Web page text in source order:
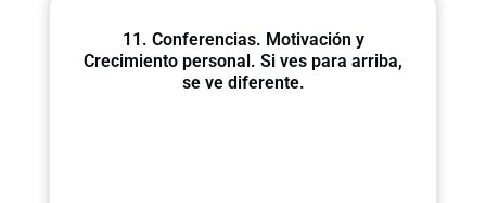
11. Conferencias. Motivación y
Crecimiento personal. Si ves para arriba,
se ve diferente.